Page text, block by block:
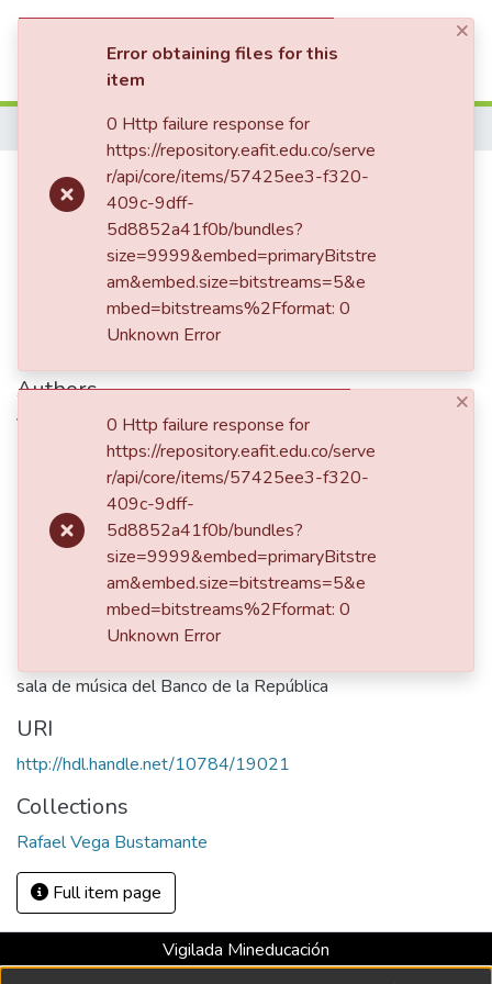
Communities & Collections
All of DSpace
Statistics
Demus o el pianismo de
renovación
1984-10-13
Authors
Vega Bustamante, Rafael
Publisher
Periódico El Mundo
Description
Medellín, Biblioteca Luis Echavarría Villegas, Sala de
Patrimonio Documental, Archivo Rafael Vega Bustamante
sala de música del Banco de la República
URI
http://hdl.handle.net/10784/19021
Collections
Rafael Vega Bustamante
Full item page
Vigilada Mineducación
Universidad con Acreditación Institucional hasta 2026 -
×
Error obtaining files for this
item
0 Http failure response for
https://repository.eafit.edu.co/serve
r/api/core/items/57425ee3-f320-
409c-9dff-
5d8852a41f0b/bundles?
size=9999&embed=primaryBitstre
am&embed.size=bitstreams=5&e
mbed=bitstreams%2Fformat: 0
Unknown Error
×
0 Http failure response for
https://repository.eafit.edu.co/serve
r/api/core/items/57425ee3-f320-
409c-9dff-
5d8852a41f0b/bundles?
size=9999&embed=primaryBitstre
am&embed.size=bitstreams=5&e
mbed=bitstreams%2Fformat: 0
Unknown Error